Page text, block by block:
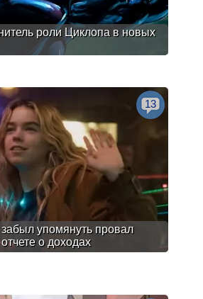
роли Циклопа в новых
упомянуть провал
о доходах
13